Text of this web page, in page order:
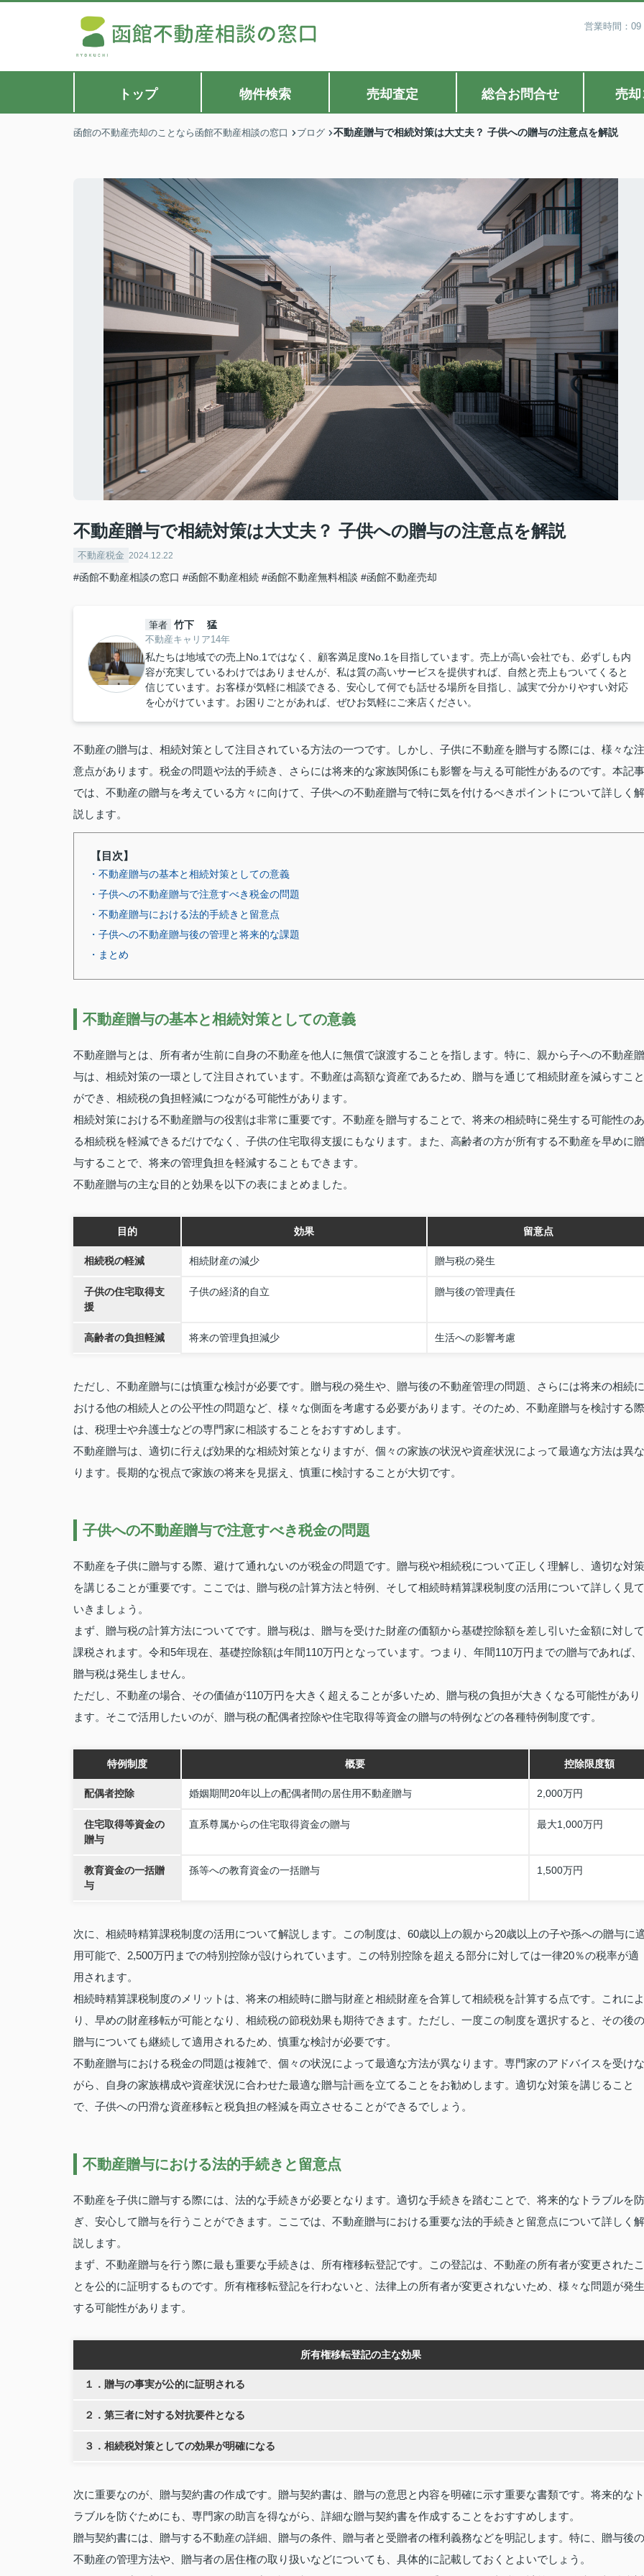
営業時間：
トップ 物件検索 売却査定 総合お問合せ 売却
函館の不動産売却のことなら函館不動産相談の窓口 ブログ 不動産贈与で相続対策は大丈夫？ 子供への贈与の注意点を解説
不動産贈与で相続対策は大丈夫？ 子供への贈与の注意点を解説
不動産税金 2024.12.22
#函館不動産相談の窓口 #函館不動産相続 #函館不動産無料相談 #函館不動産売却
筆者 竹下 猛
不動産キャリア14年
私たちは地域での売上No.1ではなく、顧客満足度No.1を目指しています。売上が高い会社でも、必ずしも内
容が充実しているわけではありませんが、私は質の高いサービスを提供すれば、自然と売上もついてくると
信じています。お客様が気軽に相談できる、安心して何でも話せる場所を目指し、誠実で分かりやすい対応
を心がけています。お困りごとがあれば、ぜひお気軽にご来店ください。
不動産の贈与は、相続対策として注目されている方法の一つです。しかし、子供に不動産を贈与する際には、様々な注
意点があります。税金の問題や法的手続き、さらには将来的な家族関係にも影響を与える可能性があるのです。本記事
では、不動産の贈与を考えている方々に向けて、子供への不動産贈与で特に気を付けるべきポイントについて詳しく解
説します。
【目次】
・不動産贈与の基本と相続対策としての意義
・子供への不動産贈与で注意すべき税金の問題
・不動産贈与における法的手続きと留意点
・子供への不動産贈与後の管理と将来的な課題
・まとめ
不動産贈与の基本と相続対策としての意義
不動産贈与とは、所有者が生前に自身の不動産を他人に無償で譲渡することを指します。特に、親から子への不動産贈
与は、相続対策の一環として注目されています。不動産は高額な資産であるため、贈与を通じて相続財産を減らすこと
ができ、相続税の負担軽減につながる可能性があります。
相続対策における不動産贈与の役割は非常に重要です。不動産を贈与することで、将来の相続時に発生する可能性のあ
る相続税を軽減できるだけでなく、子供の住宅取得支援にもなります。また、高齢者の方が所有する不動産を早めに贈
与することで、将来の管理負担を軽減することもできます。
不動産贈与の主な目的と効果を以下の表にまとめました。
目的 効果 留意点
相続税の軽減 相続財産の減少 贈与税の発生
子供の住宅取得支
援
子供の経済的自立 贈与後の管理責任
高齢者の負担軽減 将来の管理負担減少 生活への影響考慮
ただし、不動産贈与には慎重な検討が必要です。贈与税の発生や、贈与後の不動産管理の問題、さらには将来の相続に
おける他の相続人との公平性の問題など、様々な側面を考慮する必要があります。そのため、不動産贈与を検討する際
は、税理士や弁護士などの専門家に相談することをおすすめします。
不動産贈与は、適切に行えば効果的な相続対策となりますが、個々の家族の状況や資産状況によって最適な方法は異な
ります。長期的な視点で家族の将来を見据え、慎重に検討することが大切です。
子供への不動産贈与で注意すべき税金の問題
不動産を子供に贈与する際、避けて通れないのが税金の問題です。贈与税や相続税について正しく理解し、適切な対策
を講じることが重要です。ここでは、贈与税の計算方法と特例、そして相続時精算課税制度の活用について詳しく見て
いきましょう。
まず、贈与税の計算方法についてです。贈与税は、贈与を受けた財産の価額から基礎控除額を差し引いた金額に対して
課税されます。令和5年現在、基礎控除額は年間110万円となっています。つまり、年間110万円までの贈与であれば、
贈与税は発生しません。
ただし、不動産の場合、その価値が110万円を大きく超えることが多いため、贈与税の負担が大きくなる可能性があり
ます。そこで活用したいのが、贈与税の配偶者控除や住宅取得等資金の贈与の特例などの各種特例制度です。
特例制度 概要 控除限度額
配偶者控除 婚姻期間20年以上の配偶者間の居住用不動産贈与 2,000万円
住宅取得等資金の
贈与
直系尊属からの住宅取得資金の贈与 最大1,000万円
教育資金の一括贈
与
孫等への教育資金の一括贈与 1,500万円
次に、相続時精算課税制度の活用について解説します。この制度は、60歳以上の親から20歳以上の子や孫への贈与に
用可能で、2,500万円までの特別控除が設けられています。この特別控除を超える部分に対しては一律20％の税率が適
用されます。
相続時精算課税制度のメリットは、将来の相続時に贈与財産と相続財産を合算して相続税を計算する点です。これによ
り、早めの財産移転が可能となり、相続税の節税効果も期待できます。ただし、一度この制度を選択すると、その後の
贈与についても継続して適用されるため、慎重な検討が必要です。
不動産贈与における税金の問題は複雑で、個々の状況によって最適な方法が異なります。専門家のアドバイスを受けな
がら、自身の家族構成や資産状況に合わせた最適な贈与計画を立てることをお勧めします。適切な対策を講じること
で、子供への円滑な資産移転と税負担の軽減を両立させることができるでしょう。
不動産贈与における法的手続きと留意点
不動産を子供に贈与する際には、法的な手続きが必要となります。適切な手続きを踏むことで、将来的なトラブルを防
ぎ、安心して贈与を行うことができます。ここでは、不動産贈与における重要な法的手続きと留意点について詳しく解
説します。
まず、不動産贈与を行う際に最も重要な手続きは、所有権移転登記です。この登記は、不動産の所有者が変更されたこ
とを公的に証明するものです。所有権移転登記を行わないと、法律上の所有者が変更されないため、様々な問題が発生
する可能性があります。
所有権移転登記の主な効果
１．贈与の事実が公的に証明される
２．第三者に対する対抗要件となる
３．相続税対策としての効果が明確になる
次に重要なのが、贈与契約書の作成です。贈与契約書は、贈与の意思と内容を明確に示す重要な書類です。将来的なト
ラブルを防ぐためにも、専門家の助言を得ながら、詳細な贈与契約書を作成することをおすすめします。
贈与契約書には、贈与する不動産の詳細、贈与の条件、贈与者と受贈者の権利義務などを明記します。特に、贈与後の
不動産の管理方法や、贈与者の居住権の取り扱いなどについても、具体的に記載しておくとよいでしょう。